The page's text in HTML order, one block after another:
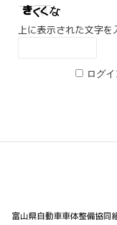
上に表示された文字を
ログ
富山県自動車車体整備協同